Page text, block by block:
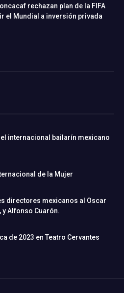
rechazan plan de la FIFA
el Mundial a inversión privada
internacional bailarín mexicano
de la Mujer
directores mexicanos al Oscar
y Alfonso Cuarón.
de 2023 en Teatro Cervantes